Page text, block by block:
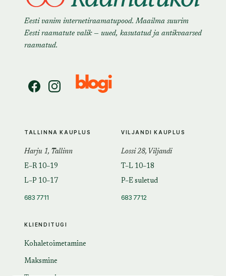
Eesti vanim internetiraamatupood. Maailma suurim
Eesti raamatute valik — uued, kasutatud ja antikvaarsed
raamatud.
KLIENDITUGI
Kohaletoimetamine
Maksmine
TALLINNA KAUPLUS
Harju 1, Tallinn
E–R 10–19
L–P 10–17
683 7711
VILJANDI KAUPLUS
Lossi 28, Viljandi
T–L 10–18
P–E suletud
683 7712